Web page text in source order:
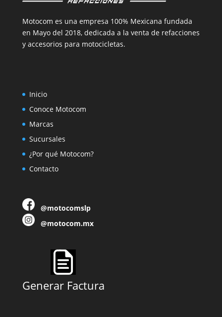
Motocom es una empresa 100% Mexicana fundada
en Mayo del 2018, dedicada a la venta de refacciones
y accesorios para motocicletas.
Inicio
Conoce Motocom
Marcas
Sucursales
¿Por qué Motocom?
Contacto
@motocomslp
@motocom.mx
Generar Factura